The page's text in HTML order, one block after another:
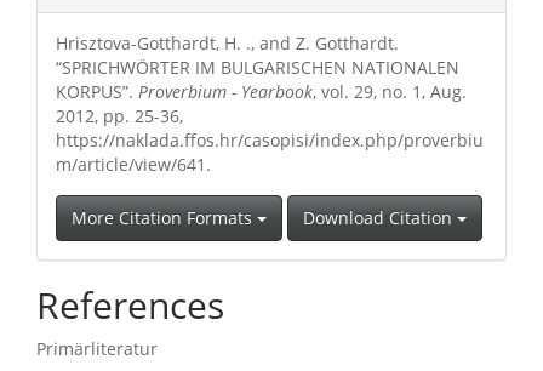
Hrisztova-Gotthardt, H. ., and Z. Gotthardt.
“SPRICHWÖRTER IM BULGARISCHEN NATIONALEN
KORPUS”. Proverbium - Yearbook, vol. 29, no. 1, Aug.
2012, pp. 25-36,
https://naklada.ffos.hr/casopisi/index.php/proverbiu
m/article/view/641.
More Citation Formats Download Citation
References
Primärliteratur